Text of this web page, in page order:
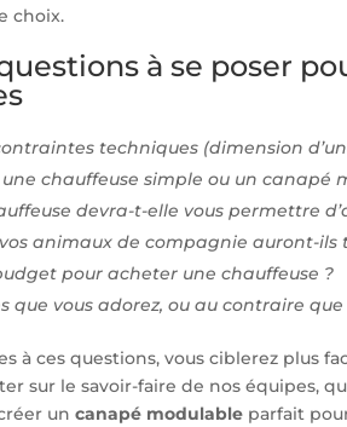
choix.
à se poser
techniques (dimension
une chauffeuse simple ou un canapé
devra-t-elle vous permettre
animaux de compagnie auront-
pour acheter une chauffeuse ?
que vous adorez, ou au contraire que
à ces questions, vous ciblerez plus
sur le savoir-faire de nos équipes,
uncanapé modulable parfait